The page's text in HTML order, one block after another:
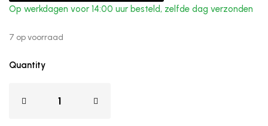
Op werkdagen voor 14:00 uur besteld, zelfde dag verzonden
7 op voorraad
Quantity